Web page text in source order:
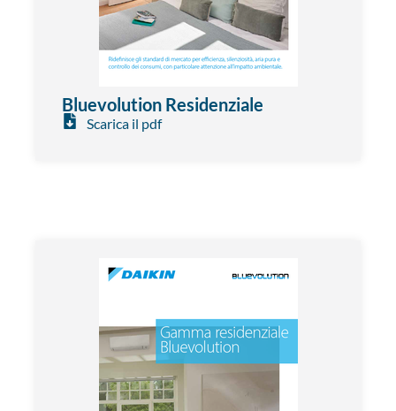
Bluevolution Residenziale
Scarica il pdf